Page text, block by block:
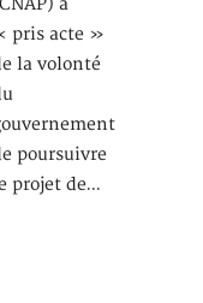
a
pris acte »
la volonté
poursuivre
projet de…